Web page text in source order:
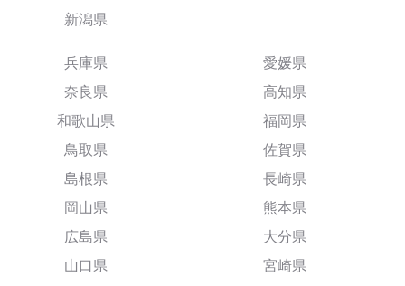
新潟県
兵庫県
奈良県
和歌山県
鳥取県
島根県
岡山県
広島県
山口県
愛媛県
高知県
福岡県
佐賀県
長崎県
熊本県
大分県
宮崎県